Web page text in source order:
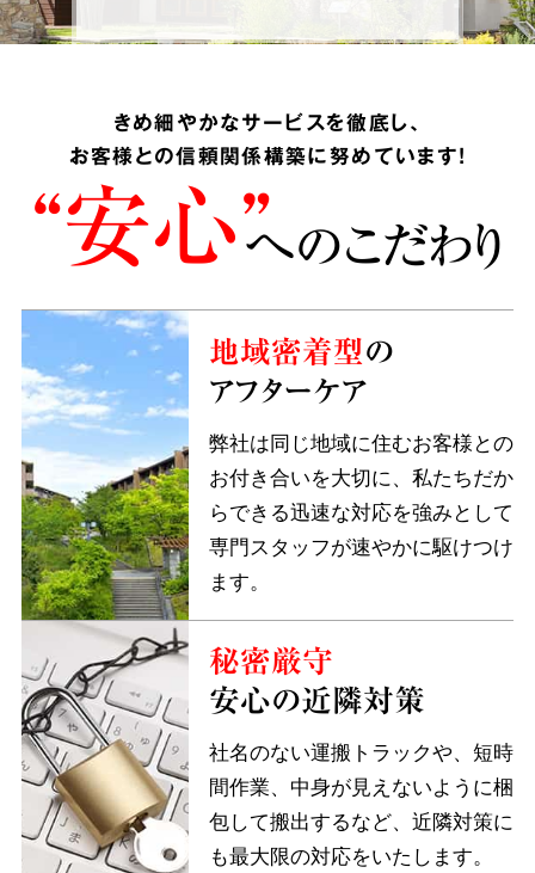
きめ細やかなサービスを徹底し、
お客様との信頼関係構築に努めています!
“安心”へのこだわり
地域密着型の
アフターケア
弊社は同じ地域に住むお客様との
お付き合いを大切に、私たちだか
らできる迅速な対応を強みとして
専門スタッフが速やかに駆けつけ
ます。
秘密厳守
安心の近隣対策
社名のない運搬トラックや、短時
間作業、中身が見えないように梱
包して搬出するなど、近隣対策に
も最大限の対応をいたします。